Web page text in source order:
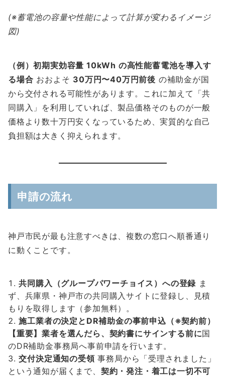
(※蓄電池の容量や性能によって計算が変わるイメージ
図)
（例）初期実効容量 10kWh の高性能蓄電池を導入す
る場合 おおよそ 30万円〜40万円前後 の補助金が国
から交付される可能性があります。これに加えて「共
同購入」を利用していれば、製品価格そのものが一般
価格より数十万円安くなっているため、実質的な自己
負担額は大きく抑えられます。
申請の流れ
神戸市民が最も注意すべきは、複数の窓口へ順番通り
に動くことです。
共同購入（グループパワーチョイス）への登録 ま
ず、兵庫県・神戸市の共同購入サイトに登録し、見積
もりを取得します（参加無料）。
施工業者の決定とDR補助金の事前申込（※契約前）
【重要】業者を選んだら、契約書にサインする前に国
のDR補助金事務局へ事前申請を行います。
交付決定通知の受領事務局から「受理されました」
という通知が届くまで、 契約・発注・着工は一切不可